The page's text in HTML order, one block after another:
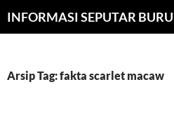
Arsip Tag: fakta scarlet macaw